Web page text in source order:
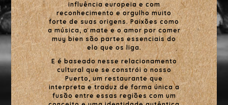
influência europeia e com
reconhecimento e orgulho muito
forte de suas origens. Paixões como
a música, o mate e o amor por comer
muy bien são partes essenciais do
elo que os liga.
E é baseado nesse relacionamento
cultural que se constrói o nosso
Puerto, um restaurante que
interpreta e traduz de forma única a
fusão entre essas regiões com um